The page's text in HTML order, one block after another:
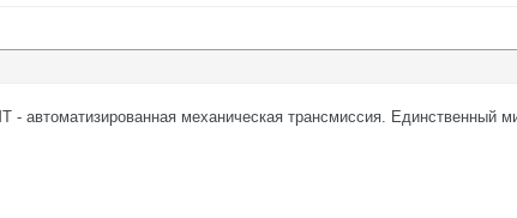
автоматизированная механическая трансмиссия. Единственный